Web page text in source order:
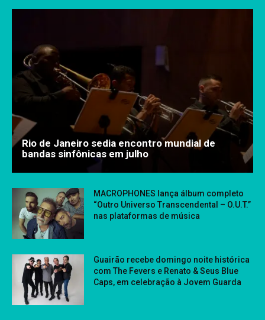
Rio de Janeiro sedia encontro mundial de
bandas sinfônicas em julho
MACROPHONES lança álbum completo
“Outro Universo Transcendental – O.U.T.”
nas plataformas de música
Guairão recebe domingo noite histórica
com The Fevers e Renato & Seus Blue
Caps, em celebração à Jovem Guarda